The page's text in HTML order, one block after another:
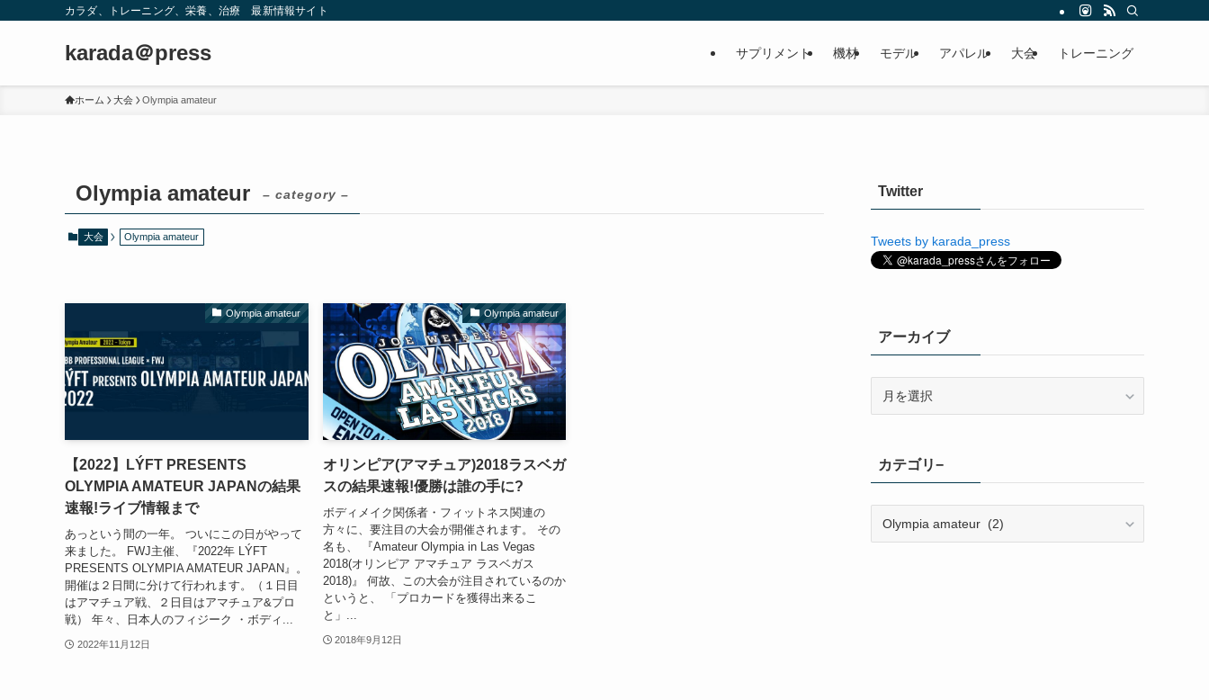
カラダ、トレーニング、栄養、治療 最新情報サイト
karada＠press サプリメント 機材 モデル アパレル 大会 トレーニング
ホーム 大会 Olympia amateur
Olympia amateur – category –
大会 Olympia amateur
Olympia amateur
【2022】LÝFT PRESENTS
OLYMPIA AMATEUR JAPANの結果
速報!ライブ情報まで
あっという間の一年。 ついにこの日がやって
来ました。 FWJ主催、『2022年 LÝFT
PRESENTS OLYMPIA AMATEUR JAPAN』。
開催は２日間に分けて行われます。（１日目
はアマチュア戦、２日目はアマチュア&プロ
戦） 年々、日本人のフィジーク ・ボディ...
2022年11月12日
Olympia amateur
オリンピア(アマチュア)2018ラスベガ
スの結果速報!優勝は誰の手に?
ボディメイク関係者・フィットネス関連の
方々に、要注目の大会が開催されます。 その
名も、 『Amateur Olympia in Las Vegas
2018(オリンピア アマチュア ラスベガス
2018)』 何故、この大会が注目されているのか
というと、 「プロカードを獲得出来るこ
と」...
2018年9月12日
Twitter
Tweets by karada_press
アーカイブ
ブカテゴリ−